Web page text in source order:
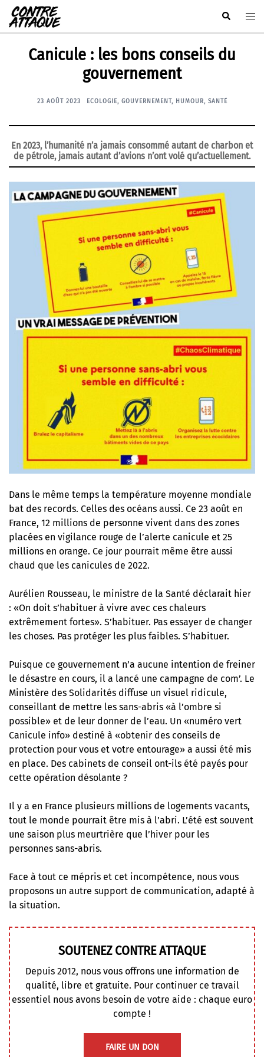
Aller
au
contenu
Rechercher
Canicule : les bons conseils du
gouvernement
23 AOÛT 2023 ECOLOGIE, GOUVERNEMENT, HUMOUR, SANTÉ
En 2023, l’humanité n’a jamais consommé autant de charbon et
de pétrole, jamais autant d’avions n’ont volé qu’actuellement.
Dans le même temps la température moyenne mondiale
bat des records. Celles des océans aussi. Ce 23 août en
France, 12 millions de personne vivent dans des zones
placées en vigilance rouge de l’alerte canicule et 25
millions en orange. Ce jour pourrait même être aussi
chaud que les canicules de 2022.
Aurélien Rousseau, le ministre de la Santé déclarait hier
: «On doit s’habituer à vivre avec ces chaleurs
extrêmement fortes». S’habituer. Pas essayer de changer
les choses. Pas protéger les plus faibles. S’habituer.
Puisque ce gouvernement n’a aucune intention de freiner
le désastre en cours, il a lancé une campagne de com’. Le
Ministère des Solidarités diffuse un visuel ridicule,
conseillant de mettre les sans-abris «à l’ombre si
possible» et de leur donner de l’eau. Un «numéro vert
Canicule info» destiné à «obtenir des conseils de
protection pour vous et votre entourage» a aussi été mis
en place. Des cabinets de conseil ont-ils été payés pour
cette opération désolante ?
Il y a en France plusieurs millions de logements vacants,
tout le monde pourrait être mis à l’abri. L’été est souvent
une saison plus meurtrière que l’hiver pour les
personnes sans-abris.
Face à tout ce mépris et cet incompétence, nous vous
proposons un autre support de communication, adapté à
la situation.
SOUTENEZ CONTRE ATTAQUE
Depuis 2012, nous vous offrons une information de
qualité, libre et gratuite. Pour continuer ce travail
essentiel nous avons besoin de votre aide : chaque euro
compte !
FAIRE UN DON